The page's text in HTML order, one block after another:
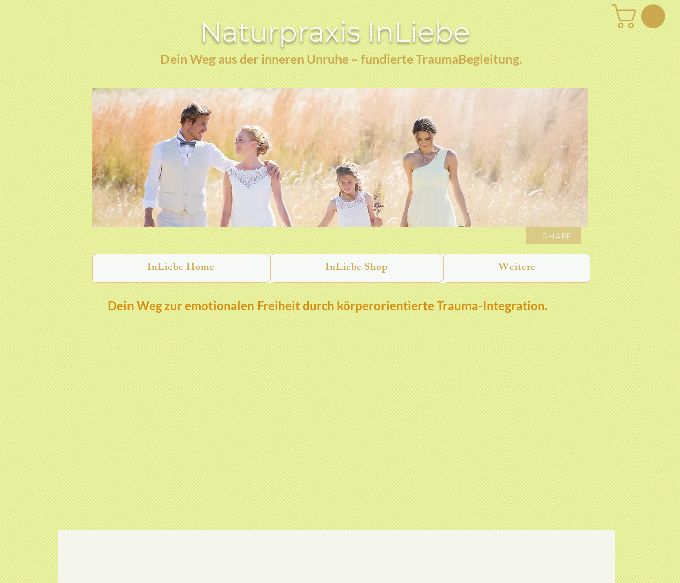
Naturpraxis InLiebe
Dein Weg aus der inneren Unruhe – fundierte TraumaBegleitung.
+ SHARE
InLiebe Home InLiebe Shop Weitere
Dein Weg zur emotionalen Freiheit durch körperorientierte Trauma-Integration.